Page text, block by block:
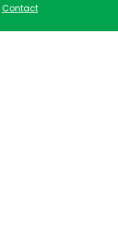
Contact